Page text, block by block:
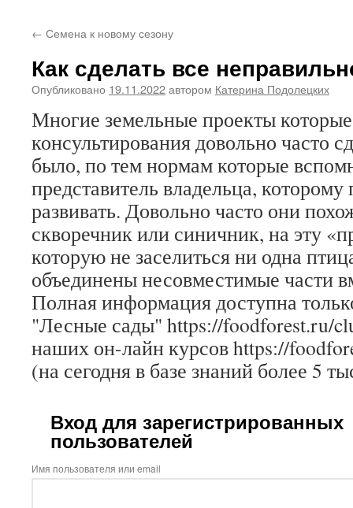
← Семена к новому сезону
Как сделать все
Опубликовано 19.11.2022автором Катерина Подолецких
Многие земельные проекты
консультирования довольно часто
было, по тем нормам которые
представитель владельца, которому
развивать. Довольно часто они
скворечник или синичник, на эту
которую не заселиться ни одна
объединены несовместимые части
Полная информация доступна
"Лесные сады" https://foodforest.ru/
наших он-лайн курсов https://
(на сегодня в базе знаний более 5
Вход для зарегистрированных
пользователей
Имя пользователя или email